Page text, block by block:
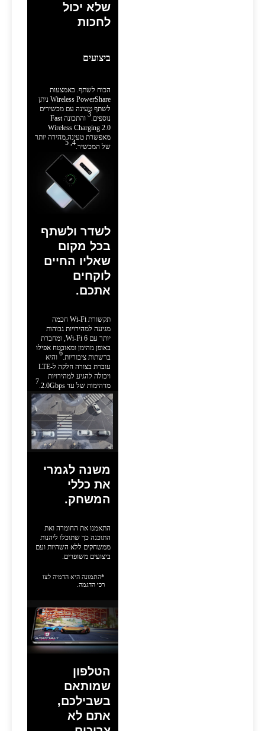
שלא יכול
לחכות
ביצועים
הכוח לשתף. באמצעות
Wireless PowerShare ניתן
לשתף טעינה עם מכשירים
נוספים.3
והתכונה Fast
Wireless Charging 2.0
מאפשרת טעינה מהירה יותר
של המכשיר.4, 5
לשדר ולשתף
בכל מקום
שאליו החיים
לוקחים
אתכם.
תקשורת Wi-Fi חכמה
מגיעה למהירויות גבוהות
יותר עם Wi-Fi 6, ומחברת
באופן מהימן ומאובטח אפילו
ברשתות ציבוריות.6והיא
עוברת בצורה חלקה ל-LTE
ויכולה להגיע למהירויות
מדהימות של עד 2.0Gbps.‏
7
משנה לגמרי
את כללי
המשחק.
התאמנו את החומרה ואת
התוכנה כך שתוכלו ליהנות
ממשחקים ללא השהיות ועם
ביצועים משופרים.
*התמונה היא הדמיה לצו
רכי הדגמה.
הטלפון
שמותאם
בשבילכם,
אתם לא